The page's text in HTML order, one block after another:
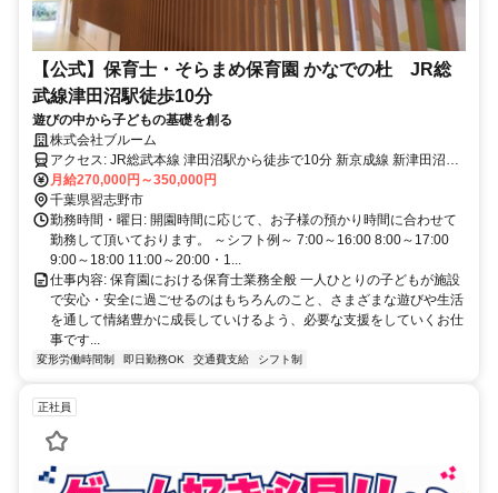
【公式】保育士・そらまめ保育園 かなでの杜 JR総
武線津田沼駅徒歩10分
遊びの中から子どもの基礎を創る
株式会社ブルーム
アクセス: JR総武本線 津田沼駅から徒歩で10分 新京成線 新津田沼駅
から徒歩で15分
月給270,000円～350,000円
千葉県習志野市
勤務時間・曜日: 開園時間に応じて、お子様の預かり時間に合わせて
勤務して頂いております。 ～シフト例～ 7:00～16:00 8:00～17:00
9:00～18:00 11:00～20:00・1...
仕事内容: 保育園における保育士業務全般 一人ひとりの子どもが施設
で安心・安全に過ごせるのはもちろんのこと、さまざまな遊びや生活
を通して情緒豊かに成長していけるよう、必要な支援をしていくお仕
事です...
変形労働時間制 即日勤務OK 交通費支給 シフト制
正社員